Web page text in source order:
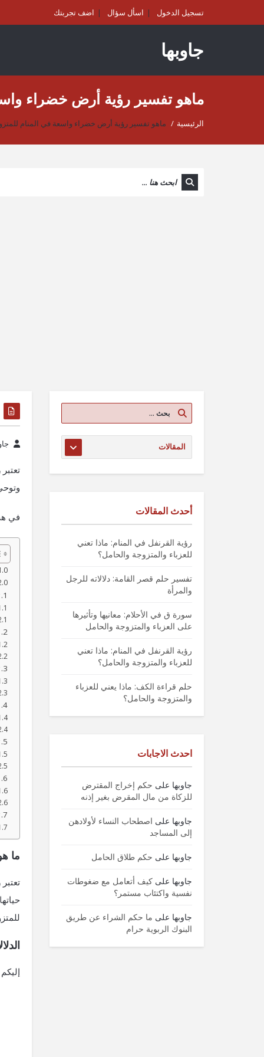
تسجيل الدخول اسأل سؤال اضف تجربتك
جاوبها
ماهو تفسير رؤية أرض خضراء
الرئيسية / ماهو تفسير رؤية أرض خضراء واسعة في المنام
في
ما
أحدث المقالات
رؤية القرنفل في المنام: ماذا تعني
للعزباء والمتزوجة والحامل؟
تفسير حلم قصر القامة: دلالاته للرجل
والمرأة
سورة ق في الأحلام: معانيها وتأثيرها
على العزباء والمتزوجة والحامل
رؤية القرنفل في المنام: ماذا تعني
للعزباء والمتزوجة والحامل؟
حلم قراءة الكف: ماذا يعني للعزباء
والمتزوجة والحامل؟
احدث الاجابات
جاوبها على حكم إخراج المقترض
للزكاة من مال المقرض بغير إذنه
جاوبها على اصطحاب النساء لأولادهن
إلى المساجد
جاوبها على حكم طلاق الحامل
جاوبها على كيف أتعامل مع ضغوطات
نفسية واكتئاب مستمر؟
جاوبها على ما حكم الشراء عن طريق
البنوك الربوية حرام